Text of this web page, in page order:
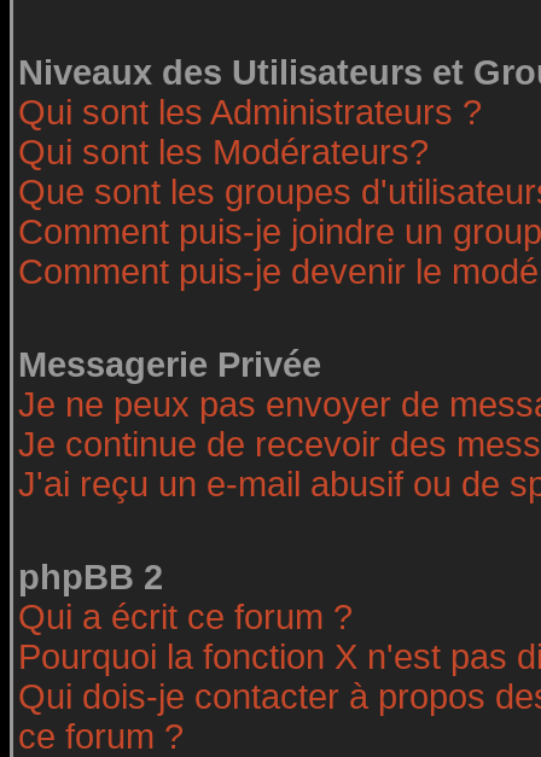
Niveaux des Utilisateurs et
Qui sont les Administrateurs ?
Qui sont les Modérateurs?
Que sont les groupes
Comment puis-je joindre un
Comment puis-je devenir le
Messagerie Privée
Je ne peux pas envoyer de
Je continue de recevoir des
J'ai reçu un e-mail abusif ou de
phpBB 2
Qui a écrit ce forum ?
Pourquoi la fonction X n'est pas
Qui dois-je contacter à propos
ce forum ?